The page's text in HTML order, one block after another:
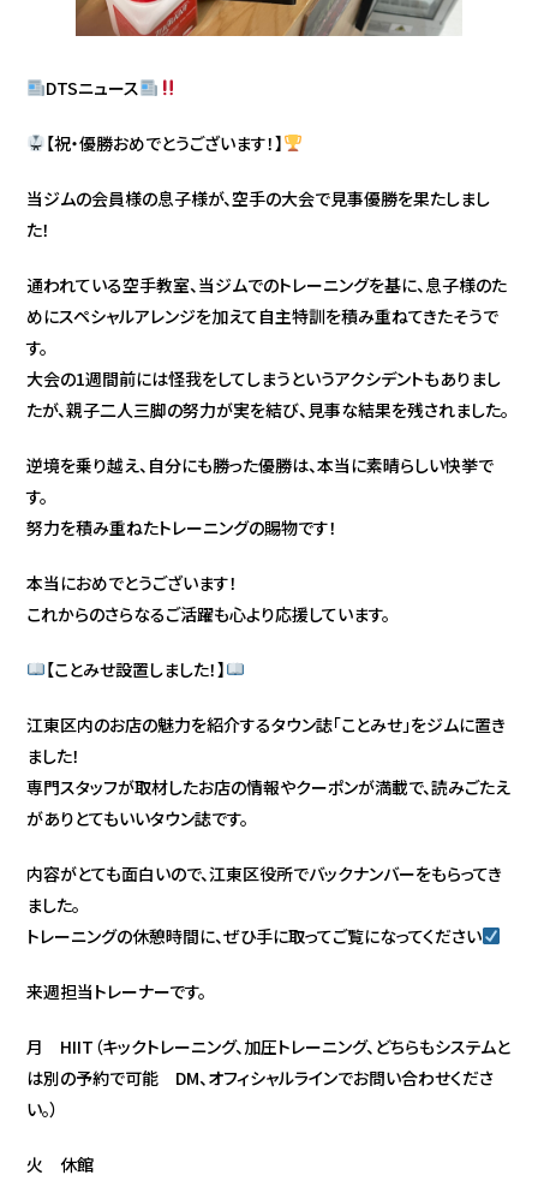
DTSニュース
【祝・優勝おめでとうございます！】
当ジムの会員様の息子様が、空手の大会で見事優勝を果たしまし
た！
通われている空手教室、当ジムでのトレーニングを基に、息子様のた
めにスペシャルアレンジを加えて自主特訓を積み重ねてきたそうで
す。
大会の1週間前には怪我をしてしまうというアクシデントもありまし
たが、親子二人三脚の努力が実を結び、見事な結果を残されました。
逆境を乗り越え、自分にも勝った優勝は、本当に素晴らしい快挙で
す。
努力を積み重ねたトレーニングの賜物です！
本当におめでとうございます！
これからのさらなるご活躍も心より応援しています。
【ことみせ設置しました！】
江東区内のお店の魅力を紹介するタウン誌「ことみせ」をジムに置き
ました！
専門スタッフが取材したお店の情報やクーポンが満載で、読みごたえ
がありとてもいいタウン誌です。
内容がとても面白いので、江東区役所でバックナンバーをもらってき
ました。
トレーニングの休憩時間に、ぜひ手に取ってご覧になってください
来週担当トレーナーです。
月 HIIT（キックトレーニング、加圧トレーニング、どちらもシステムと
は別の予約で可能 DM、オフィシャルラインでお問い合わせくださ
い。）
火 休館